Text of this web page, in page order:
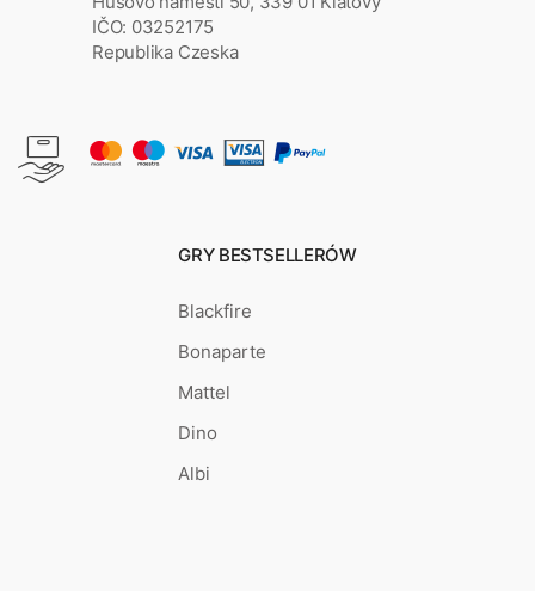
IČO: 03252175
Republika Czeska
GRY BESTSELLERÓW
Blackfire
Bonaparte
Mattel
Dino
Albi